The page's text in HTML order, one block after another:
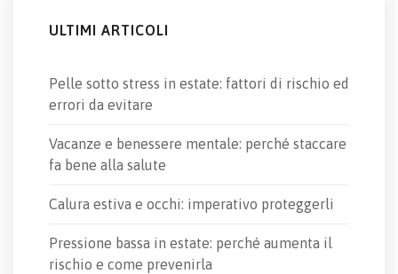
ULTIMI ARTICOLI
Pelle sotto stress in estate: fattori di rischio ed
errori da evitare
Vacanze e benessere mentale: perché staccare
fa bene alla salute
Calura estiva e occhi: imperativo proteggerli
Pressione bassa in estate: perché aumenta il
rischio e come prevenirla